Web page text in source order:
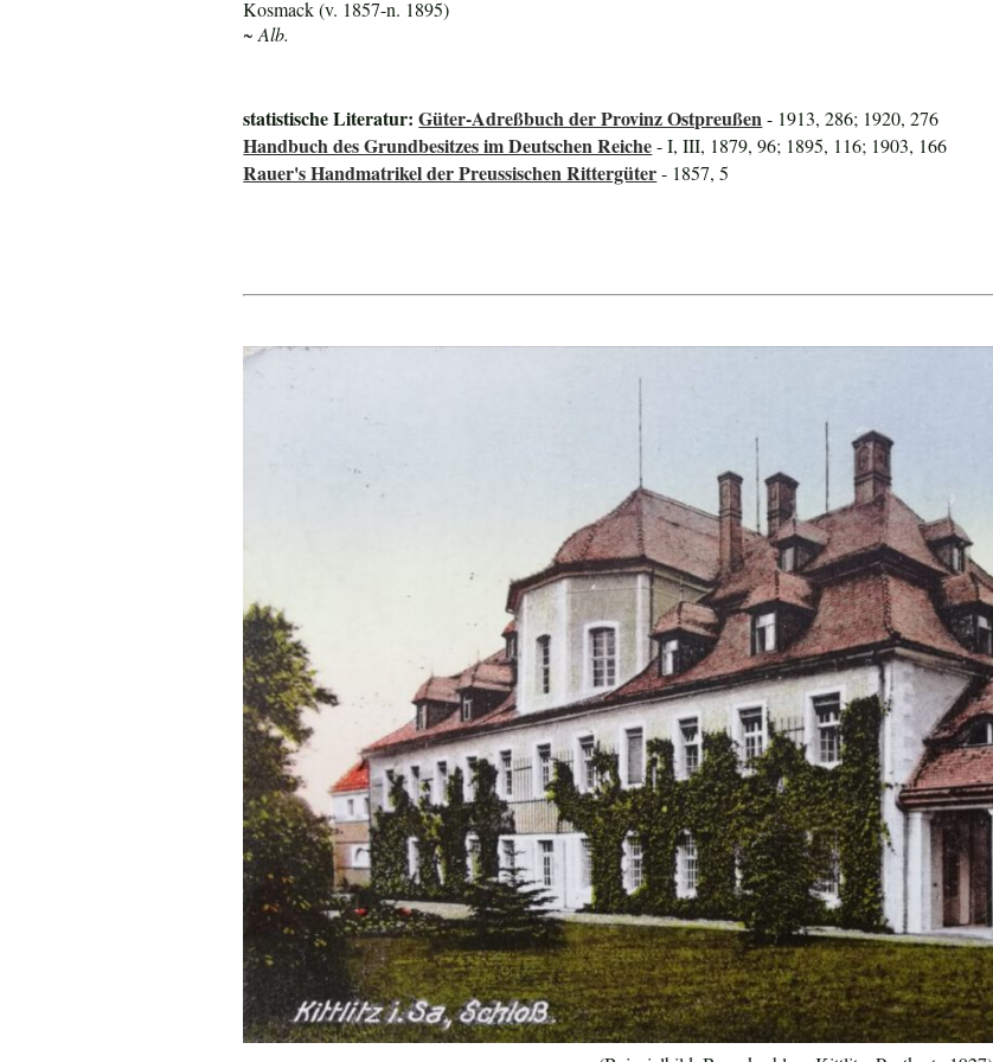
Kosmack (v. 1857-n. 1895)
~ Alb.
statistische Literatur:Güter-Adreßbuch der Provinz Ostpreußen- 1913, 286; 1920, 276
Handbuch des Grundbesitzes im Deutschen Reiche- I, III, 1879, 96; 1895, 116; 1903, 166
Rauer's Handmatrikel der Preussischen Rittergüter- 1857, 5